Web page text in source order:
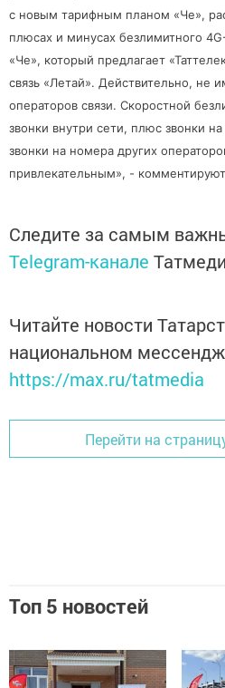
с новым тарифным планом «Че»,
плюсах и минусах безлимитного
«Че», который предлагает
связь «Летай». Действительно, не
операторов связи. Скоростной
звонки внутри сети, плюс звонки
звонки на номера других
привлекательным», -
Следите за самым
Telegram-канале
Читайте новости
национальном
https://max.ru/tatmedia
Перейти на
Топ 5 новостей